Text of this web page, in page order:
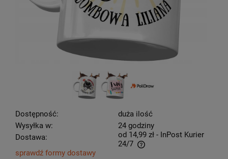
Dostępność:
duża ilość
Wysyłka w:
24 godziny
Dostawa:
od 14,99 zł - InPost Kurier
24/7
Cena nie zawiera ewentualnych kosztów płatności
sprawdź formy dostawy